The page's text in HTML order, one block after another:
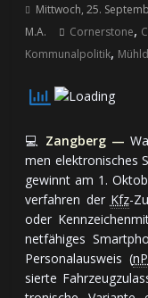
Mittwoch, 25.
M.A.
Cornerstone,
Kommunalpolitik,
💻 Zangberg —
men elek­tro­ni­sches
ge­winnt am 1.
ver­fah­ren der Kfz-
oder
net­fä­hi­ges
Per­so­nal­aus­weis (
sier­te